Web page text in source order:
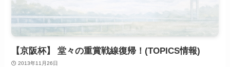
【京阪杯】 堂々の重賞戦線復帰！(TOPICS情報)
2013年11月26日